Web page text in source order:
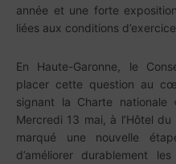
année et une forte
liées aux conditions
En Haute-Garonne, le
placer cette question au
signant la Charte nationale
Mercredi 13 mai, à l’Hôtel
marqué une nouvelle
d’améliorer durablement